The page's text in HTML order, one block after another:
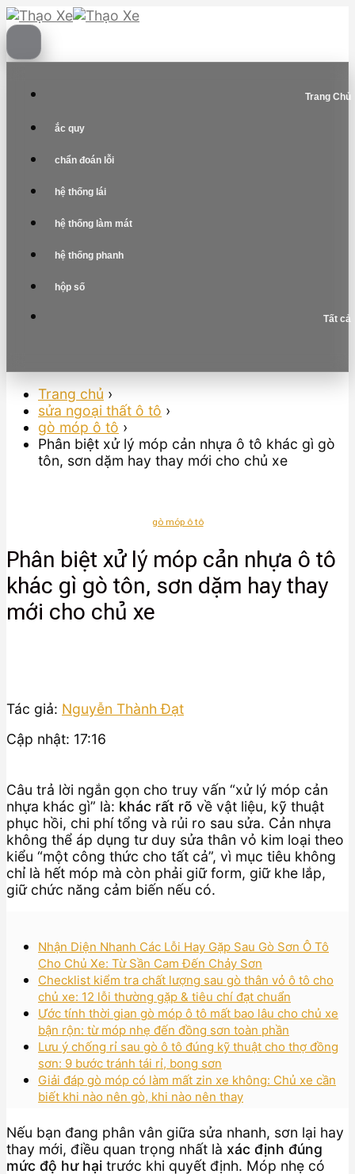
Skip
to
content
Trang Chủ
ắc quy
chẩn đoán lỗi
hệ thống lái
hệ thống làm mát
hệ thống phanh
hộp số
Tất cả
Trang chủ ›
sửa ngoại thất ô tô ›
gò móp ô tô ›
Phân biệt xử lý móp cản nhựa ô tô khác gì gò
tôn, sơn dặm hay thay mới cho chủ xe
gò móp ô tô
Phân biệt xử lý móp cản nhựa ô tô
khác gì gò tôn, sơn dặm hay thay
mới cho chủ xe
Tác giả: Nguyễn Thành Đạt
Cập nhật: 17:16
Câu trả lời ngắn gọn cho truy vấn “xử lý móp cản
nhựa khác gì” là: khác rất rõ về vật liệu, kỹ thuật
phục hồi, chi phí tổng và rủi ro sau sửa. Cản nhựa
không thể áp dụng tư duy sửa thân vỏ kim loại theo
kiểu “một công thức cho tất cả”, vì mục tiêu không
chỉ là hết móp mà còn phải giữ form, giữ khe lắp,
giữ chức năng cảm biến nếu có.
Nhận Diện Nhanh Các Lỗi Hay Gặp Sau Gò Sơn Ô Tô
Cho Chủ Xe: Từ Sần Cam Đến Chảy Sơn
Checklist kiểm tra chất lượng sau gò thân vỏ ô tô cho
chủ xe: 12 lỗi thường gặp & tiêu chí đạt chuẩn
Ước tính thời gian gò móp ô tô mất bao lâu cho chủ xe
bận rộn: từ móp nhẹ đến đồng sơn toàn phần
Lưu ý chống rỉ sau gò ô tô đúng kỹ thuật cho thợ đồng
sơn: 9 bước tránh tái rỉ, bong sơn
Giải đáp gò móp có làm mất zin xe không: Chủ xe cần
biết khi nào nên gò, khi nào nên thay
Nếu bạn đang phân vân giữa sửa nhanh, sơn lại hay
thay mới, điều quan trọng nhất là xác định đúng
mức độ hư hại trước khi quyết định. Móp nhẹ có